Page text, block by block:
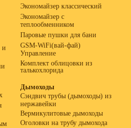
и
Экономайзер классический
Экономайзер с
теплообменником
Паровые пушки для бани
GSM-WiFi(вай-фай)
Управление
Комплект облицовки из
талькохлорида
Дымоходы
Сэндвич трубы (дымоходы) из
нержавейки
Вермикулитовые дымоходы
Оголовки на трубу дымохода